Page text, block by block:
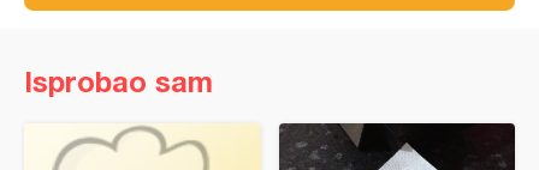
Isprobao sam